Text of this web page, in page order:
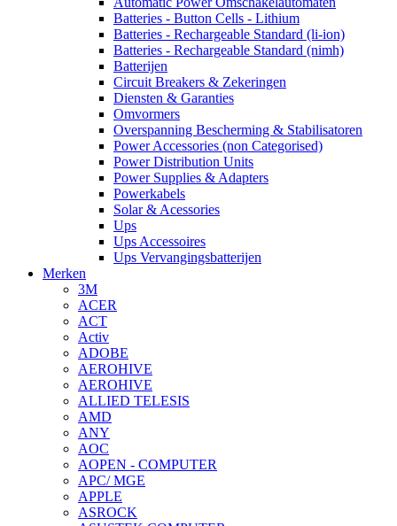
Batteries - Button Cells - Lithium
Batteries - Rechargeable Standard (li-ion)
Batteries - Rechargeable Standard (nimh)
Batterijen
Circuit Breakers & Zekeringen
Diensten & Garanties
Omvormers
Overspanning Bescherming & Stabilisatoren
Power Accessories (non Categorised)
Power Distribution Units
Power Supplies & Adapters
Powerkabels
Solar & Acessories
Ups
Ups Accessoires
Ups Vervangingsbatterijen
Merken
3M
ACER
ACT
Activ
ADOBE
AEROHIVE
AEROHIVE
ALLIED TELESIS
AMD
ANY
AOC
AOPEN - COMPUTER
APC/ MGE
APPLE
ASROCK